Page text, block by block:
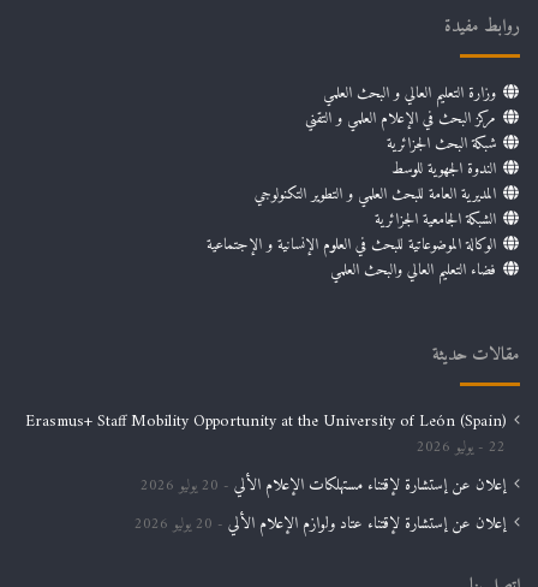
روابط مفيدة
وزارة التعليم العالي و البحث العلمي
مركز البحث في الإعلام العلمي و التقني
شبكة البحث الجزائرية
الندوة الجهوية للوسط
المديرية العامة للبحث العلمي و التطوير التكنولوجي
الشبكة الجامعية الجزائرية
الوكالة الموضوعاتية للبحث في العلوم الإنسانية و الإجتماعية
فضاء التعليم العالي والبحث العلمي
مقالات حديثة
Erasmus+ Staff Mobility Opportunity at the University of León (Spain)
22 يوليو 2026
إعلان عن إستشارة لإقتناء مستهلكات الإعلام الألي 20 يوليو 2026
إعلان عن إستشارة لإقتناء عتاد ولوازم الإعلام الألي 20 يوليو 2026